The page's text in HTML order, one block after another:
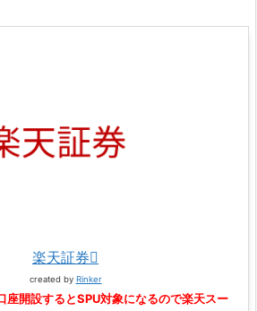
楽天証券
created by Rinker
座開設するとSPU対象になるので楽天スー